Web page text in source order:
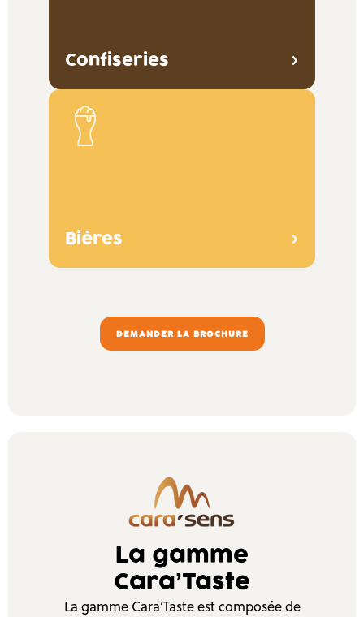
Confiseries
Bières
DEMANDER LA BROCHURE
La gamme
Cara’Taste
La gamme Cara’Taste est composée de